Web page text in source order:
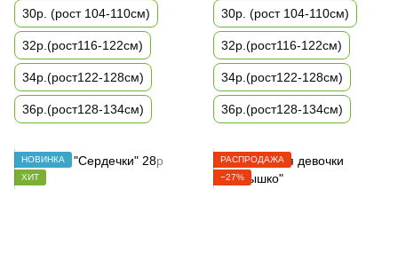
30р. (рост 104-110см)
32р.(рост116-122см)
34р.(рост122-128см)
36р.(рост128-134см)
30р. (рост 104-110см)
32р.(рост116-122см)
34р.(рост122-128см)
36р.(рост128-134см)
НОВИНКА
ХИТ
РАСПРОДАЖА
−27%